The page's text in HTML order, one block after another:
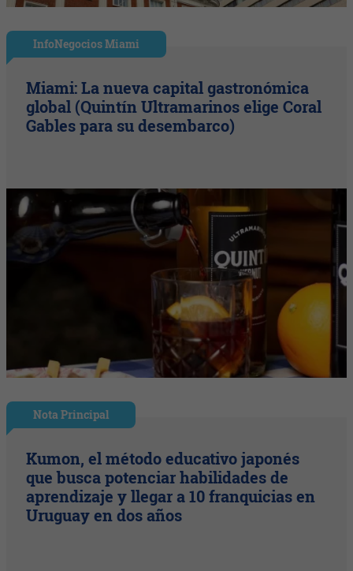
InfoNegocios Miami
Miami: La nueva capital gastronómica
global (Quintín Ultramarinos elige Coral
Gables para su desembarco)
Nota Principal
Kumon, el método educativo japonés
que busca potenciar habilidades de
aprendizaje y llegar a 10 franquicias en
Uruguay en dos años